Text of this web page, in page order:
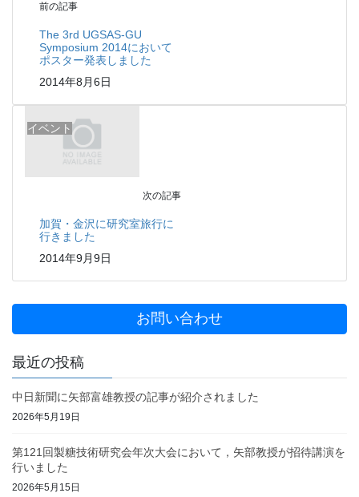
前の記事
The 3rd UGSAS-GU
Symposium 2014において
ポスター発表しました
2014年8月6日
イベント
次の記事
加賀・金沢に研究室旅行に
行きました
2014年9月9日
お問い合わせ
最近の投稿
中日新聞に矢部富雄教授の記事が紹介されました
2026年5月19日
第121回製糖技術研究会年次大会において，矢部教授が招待講演を
行いました
2026年5月15日